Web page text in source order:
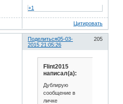
+1
Цитировать
Поделиться 205
05-03-
2015 21:05:26
Flint2015
написал(а):
Дублирую
сообщение в
личке